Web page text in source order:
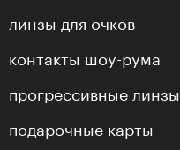
линзы для очков
контакты шоу-рума
прогрессивные линзы
подарочные карты